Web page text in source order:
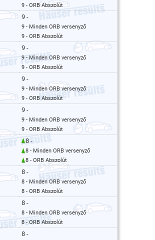
9 - ORB Abszolút
9 -
9 - Minden ORB versenyző
9 - ORB Abszolút
9 -
9 - Minden ORB versenyző
9 - ORB Abszolút
9 -
9 - Minden ORB versenyző
9 - ORB Abszolút
9 -
9 - Minden ORB versenyző
9 - ORB Abszolút
8 -
8 - Minden ORB versenyző
8 - ORB Abszolút
8 -
8 - Minden ORB versenyző
8 - ORB Abszolút
8 -
8 - Minden ORB versenyző
8 - ORB Abszolút
8 -